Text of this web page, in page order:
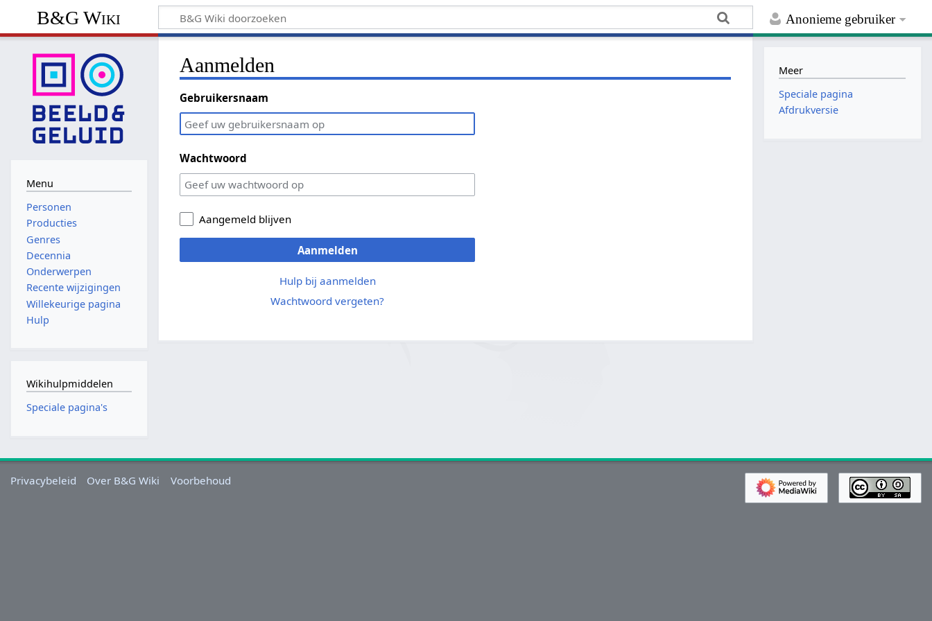
Anonieme gebruiker
B&G Wiki
Aanmelden
Gebruikersnaam
Wachtwoord
Aangemeld blijven
Aanmelden
Hulp bij aanmelden
Wachtwoord vergeten?
Menu
Personen
Producties
Genres
Decennia
Onderwerpen
Recente wijzigingen
Willekeurige pagina
Hulp
Wikihulpmiddelen
Speciale pagina's
Meer
Speciale pagina
Afdrukversie
Privacybeleid Over B&G Wiki Voorbehoud